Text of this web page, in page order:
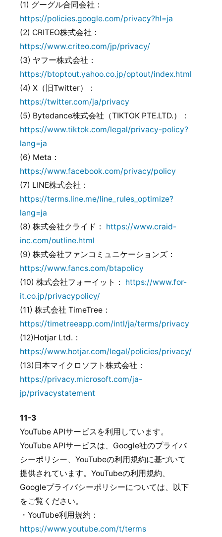
(1) グーグル合同会社：
https://policies.google.com/privacy?hl=ja
(2) CRITEO株式会社：
https://www.criteo.com/jp/privacy/
(3) ヤフー株式会社：
https://btoptout.yahoo.co.jp/optout/index.html
(4) X（旧Twitter）：
https://twitter.com/ja/privacy
(5) Bytedance株式会社（TIKTOK PTE.LTD.）：
https://www.tiktok.com/legal/privacy-policy?
lang=ja
(6) Meta：
https://www.facebook.com/privacy/policy
(7) LINE株式会社：
https://terms.line.me/line_rules_optimize?
lang=ja
(8) 株式会社クライド： https://www.craid-
inc.com/outline.html
(9) 株式会社ファンコミュニケーションズ：
https://www.fancs.com/btapolicy
(10) 株式会社フォーイット： https://www.for-
it.co.jp/privacypolicy/
(11) 株式会社 TimeTree：
https://timetreeapp.com/intl/ja/terms/privacy
(12)Hotjar Ltd.：
https://www.hotjar.com/legal/policies/privacy/
(13)日本マイクロソフト株式会社：
https://privacy.microsoft.com/ja-
jp/privacystatement
11-3
YouTube APIサービスを利用しています。
YouTube APIサービスは、Google社のプライバ
シーポリシー、YouTubeの利用規約に基づいて
提供されています。YouTubeの利用規約、
Googleプライバシーポリシーについては、以下
をご覧ください。
・YouTube利用規約：
https://www.youtube.com/t/terms